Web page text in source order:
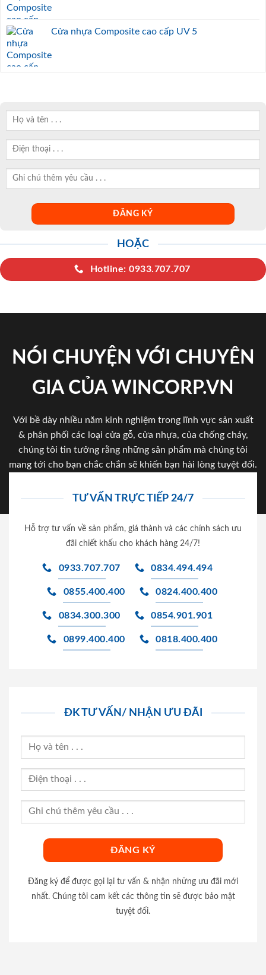
Cửa nhựa Composite cao cấp UV 5
HOẶC
Hotline: 0933.707.707
NÓI CHUYỆN VỚI CHUYÊN
GIA CỦA WINCORP.VN
Với bề dày nhiều năm kinh nghiệm trong lĩnh vực sản xuất
& phân phối các loại cửa gỗ, cửa nhựa, của chống cháy,
chúng tôi tin tưởng rằng những sản phẩm mà chúng tôi
mang tới cho bạn chắc chắn sẽ khiến bạn hài lòng tuyệt đối.
TƯ VẤN TRỰC TIẾP 24/7
Hỗ trợ tư vấn về sản phẩm, giá thành và các chính sách ưu
đãi chiết khấu cho khách hàng 24/7!
0933.707.707 0834.494.494
0855.400.400 0824.400.400
0834.300.300 0854.901.901
0899.400.400 0818.400.400
ĐK TƯ VẤN/ NHẬN ƯU ĐÃI
Đăng ký để được gọi lại tư vấn & nhận những ưu đãi mới
nhất. Chúng tôi cam kết các thông tin sẽ được bảo mật
tuyệt đối.